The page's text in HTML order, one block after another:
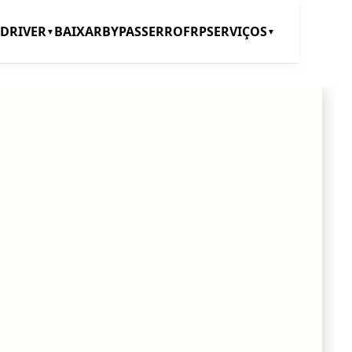
DRIVER▼ BAIXARBYPASSERROFRPSERVIÇOS▼